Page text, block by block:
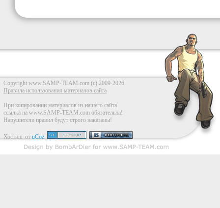
Copyright www.SAMP-TEAM.com (c) 2009-2026
Правила использования материалов сайта
При копировании материалов из нашего сайта
ссылка на www.SAMP-TEAM.com обязательна!
Нарушители правил будут строго наказаны!
Хостинг от uCoz